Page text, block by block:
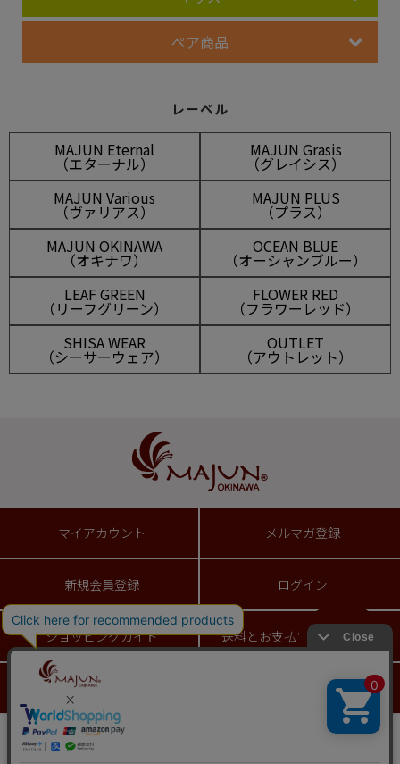
ペア商品
レーベル
MAJUN Eternal
（エターナル）
MAJUN Grasis
（グレイシス）
MAJUN Various
（ヴァリアス）
MAJUN PLUS
（プラス）
MAJUN OKINAWA
（オキナワ）
OCEAN BLUE
（オーシャンブルー）
LEAF GREEN
（リーフグリーン）
FLOWER RED
（フラワーレッド）
SHISA WEAR
（シーサーウェア）
OUTLET
（アウトレット）
マイアカウント メルマガ登録
新規会員登録 ログイン
ショッピングガイド 送料とお支払い方法について
返品特約について ギフトラッピングサービス